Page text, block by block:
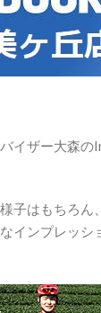
イザー大森の
子はもちろん
インプレッシ